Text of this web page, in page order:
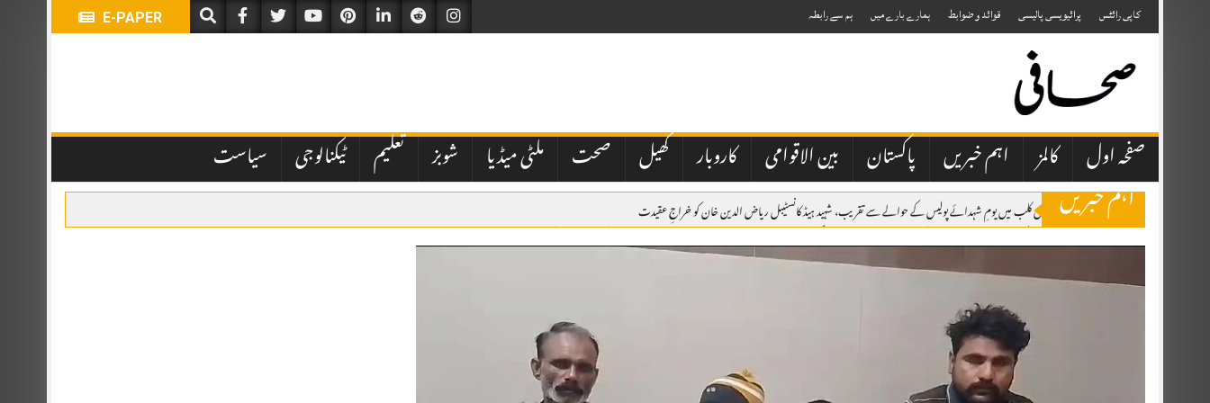
to
content
E-PAPER کاپی رائٹس پرائیویسی پالیسی قوائد و ضوابط ہمارے بارے میں ہم سے رابطہ
صفحہ اول کالمز اہم خبریں پاکستان بین الاقوامی کاروبار کھیل صحت ملٹی میڈیا شوبز تعلیم ٹیکنالوجی سیاست
اہم خبریںپشاور پریس کلب میں یومِ شہدائے پولیس کے حوالے سے تقریب، شہید ہیڈ کانسٹیبل ریاض الدین خان کو خراجِ عقیدت
مکہ مشترکہ دفاعی معاہدہ: پاکستان، سعودی عرب اور ترکی کا تاریخی دفاعی اتحاد قائم گھبرا کر بھارت نے اسرائیل سے بھی دفاعی تعاون بڑھانے کی درخواست کی ہے
پاکستان، سعودی عرب اور ترکی کے درمیان تاریخی مشترکہ دفاعی معاہدہ مکہ مکرمہ میں ولی عہد و وزیراعظم شہزادہ محمد بن سلمان کی میزبانی میں ہونے والے سربراہی اجلاس میں وزیراعظم شہباز شریف اور ترک صدر رجب طیب اردوان نے شرکت کی۔
صحافتی تنظیمیں خود فیک نیوز اور پروپیگنڈا کرنے والوں کا احتساب کریں، عظمیٰ بخاری